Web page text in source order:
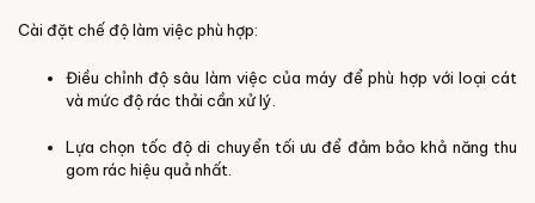
Cài đặt chế độ làm việc phù hợp:
Điều chỉnh độ sâu làm việc của máy để phù hợp với loại cát
và mức độ rác thải cần xử lý.
Lựa chọn tốc độ di chuyển tối ưu để đảm bảo khả năng thu
gom rác hiệu quả nhất.